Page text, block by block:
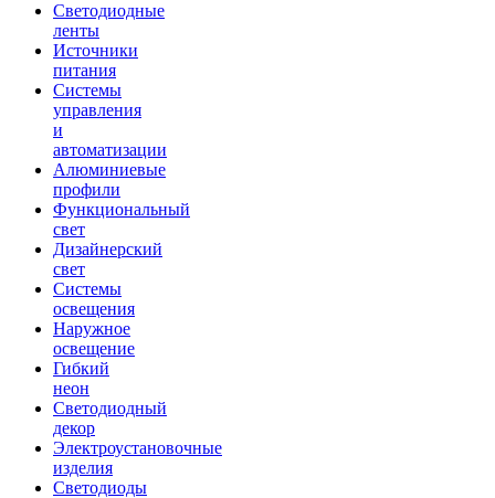
Светодиодные
ленты
Источники
питания
Системы
управления
и
автоматизации
Алюминиевые
профили
Функциональный
свет
Дизайнерский
свет
Системы
освещения
Наружное
освещение
Гибкий
неон
Светодиодный
декор
Электроустановочные
изделия
Светодиоды